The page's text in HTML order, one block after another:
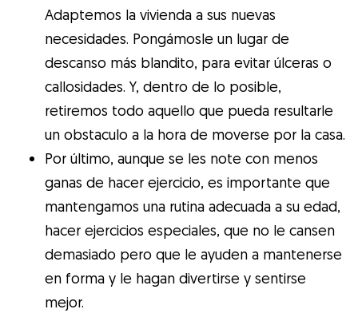
Adaptemos la vivienda a sus nuevas
necesidades. Pongámosle un lugar de
descanso más blandito, para evitar úlceras o
callosidades. Y, dentro de lo posible,
retiremos todo aquello que pueda resultarle
un obstaculo a la hora de moverse por la casa.
Por último, aunque se les note con menos
ganas de hacer ejercicio, es importante que
mantengamos una rutina adecuada a su edad,
hacer ejercicios especiales, que no le cansen
demasiado pero que le ayuden a mantenerse
en forma y le hagan divertirse y sentirse
mejor.